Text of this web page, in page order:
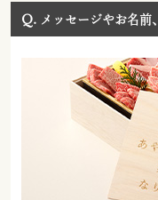
Q. メッセージやお名前